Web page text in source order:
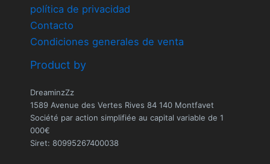
política de privacidad
Contacto
Condiciones generales de venta
Product by
DreaminzZz
1589 Avenue des Vertes Rives 84 140 Montfavet
Société par action simplifiée au capital variable de 1
000€
Siret: 80995267400038